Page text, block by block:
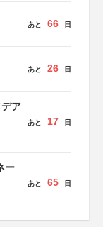
あと 66 日
あと 26 日
ア
あと 17 日
ー
あと 65 日